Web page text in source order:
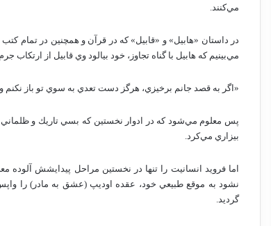
مي‌كنند.
در داستان‌ «هابيل‌» و «قابيل‌» كه‌ در قرآن‌ و همچنين‌ در تمام‌
مي‌بينيم‌ كه‌ هابيل‌ با گناه‌ تجاوز، خود بيالود وي‌ قابيل‌ از
«اگر به‌ قصد جانم‌ برخيزي‌، هرگز دست‌ تعدي‌ به‌ سوي‌ تو باز
پس‌ معلوم‌ مي‌شود كه‌ در ادوار نخستين‌ كه‌ بسي‌ تاريك‌ و
بيزاري‌ مي‌كرد.
اما فرويد انسانيت‌ را تنها در نخستين‌ مراحل‌ پيدايشش‌
نشود به‌ موقع‌ طبيعي‌ خود، عقده‌ اوديپ‌ (عشق‌ به‌ مادر) را
گرديد.